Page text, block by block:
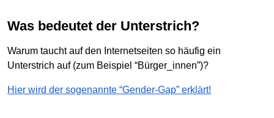
Was bedeutet der Unterstrich?
Warum taucht auf den Internetseiten so häufig ein
Unterstrich auf (zum Beispiel “Bürger_innen”)?
Hier wird der sogenannte “Gender-Gap” erklärt!